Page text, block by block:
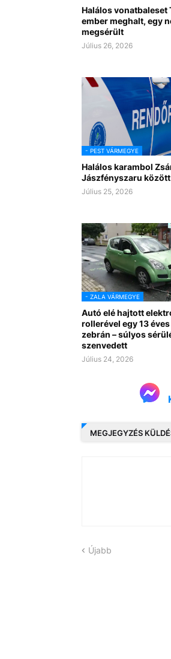
Halálos vonatbaleset
ember meghalt, egy
megsérült
Július 26, 2026
- PEST VÁRMEGYE
Halálos karambol
Jászfényszaru között
Július 25, 2026
- ZALA VÁRMEGYE
Autó elé hajtott
rollerével egy 13
zebrán – súlyos
szenvedett
Július 24, 2026
MEGJEGYZÉS
Újabb